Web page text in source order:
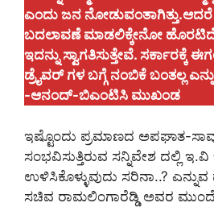
ಎಂದು ಜನ
ಬದಲಾವಣೆ ಮಾಡಲಿಕ್ಕೇನೋ ಹೊರಟಿದೆ
ಇದನ್ನು ಸ್ವಾಗತಿಸುತ್ತೇವೆ. ಸರ್ಕಾರಕ್ಕೆ
ಡ್ರೈವರ್‌ ಗಳ ಬಗ್ಗೆ ನಂಬಿಕೆ ಬಂತಲ್ಲ
-ಆನಂದ್-ಬಿಎಂಟಿಸಿ ಮುಖಂಡ
ಇಷ್ಟೊಂದು ಪ್ರಮಾಣದ ಅಪಘಾತ-
ಸಂಭವಿಸುತ್ತಿರುವ ಸನ್ನಿವೇಶ ದಲ್ಲಿ ಇ.ವಿ
ಉಳಿಸಿಕೊಳ್ಳುವುದು ಸರಿನಾ..? ಎನ್ನುವ
ಸಚಿವ ರಾಮಲಿಂಗಾರೆಡ್ಡಿ ಅವರ